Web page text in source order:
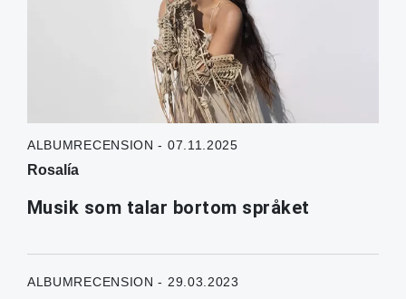
ALBUMRECENSION - 07.11.2025
Rosalía
Musik som talar bortom språket
ALBUMRECENSION - 29.03.2023